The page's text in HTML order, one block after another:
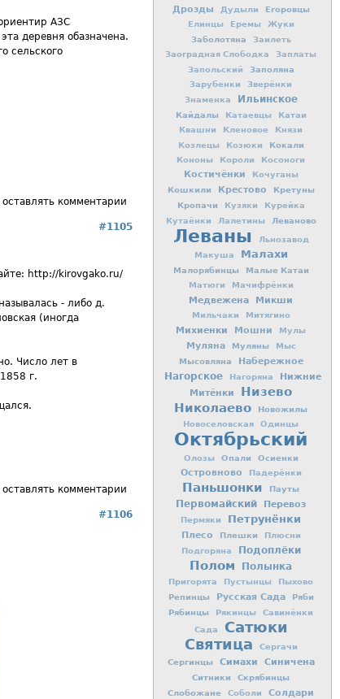
АЗС
деревня обазначена.
сельского
оставлять комментарии
#1105
http://kirovgako.ru/
- либо д.
(иногда
Число лет в
г.
оставлять комментарии
#1106
Дрозды Дудыли Егоровцы
Елинцы Еремы Жуки
Заболотяна
Заилеть
Заоградная Слободка
Заплаты
Запольский
Заполяна
Зарубенки
Зверёнки
Знаменка
Ильинское
Кайдалы Катаевцы
Катаи
Квашни
Кленовое
Князи
Козлецы
Козюки Кокали
Кононы Короли Косоноги
Костичёнки Кочуганы
Кошкили Крестово
Кретуны
Кропачи
Кузяки
Курейка
Кутаёнки
Лалетины Леваново
Леваны
Льнозавод
Макуша
Малахи
Малорябинцы Малые Катаи
Матюги Мачифрёнки
Медвежена Микши
Мильчаки Митягино
Михиенки Мошни Мулы
Муляна Муляны Мыс
Мысовляна Набережное
Нагорское Нагоряна
Нижние
Митёнки
Низево
Николаево
Новожилы
Новоселовская Одинцы
Октябрьский
Олозы Опали Осиенки
Островново Падерёнки
Паньшонки Пауты
Первомайский Перевоз
Пермяки Петрунёнки
Плесо Плешки
Плюсни
Подгоряна
Подоплёки
Полом Полынка
Пригорята Пустынцы Пыхово
Репинцы Русская Сада
Ряби
Рябинцы
Рякинцы
Савинёнки
Сада
Сатюки
Святица
Сергачи
Сергинцы Симахи Синичена
Ситники
Скрябинцы
Слобожане
Соболи
Солдари